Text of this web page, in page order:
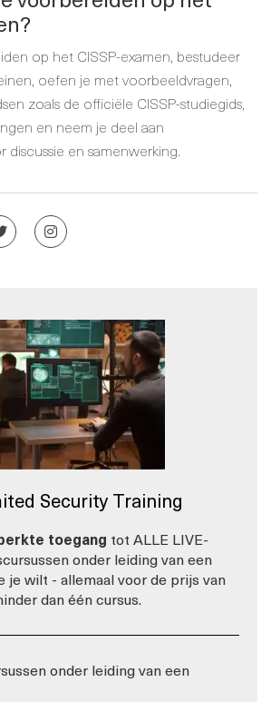
op het CISSP-examen, bestudeer
oefen je met voorbeeldvragen,
zoals de officiële CISSP-studiegids,
en neem je deel aan
en samenwerking.
Security Training
toegang tot ALLE LIVE-
onder leiding van een
je wilt - allemaal voor de prijs van
dan één cursus.
onder leiding van een